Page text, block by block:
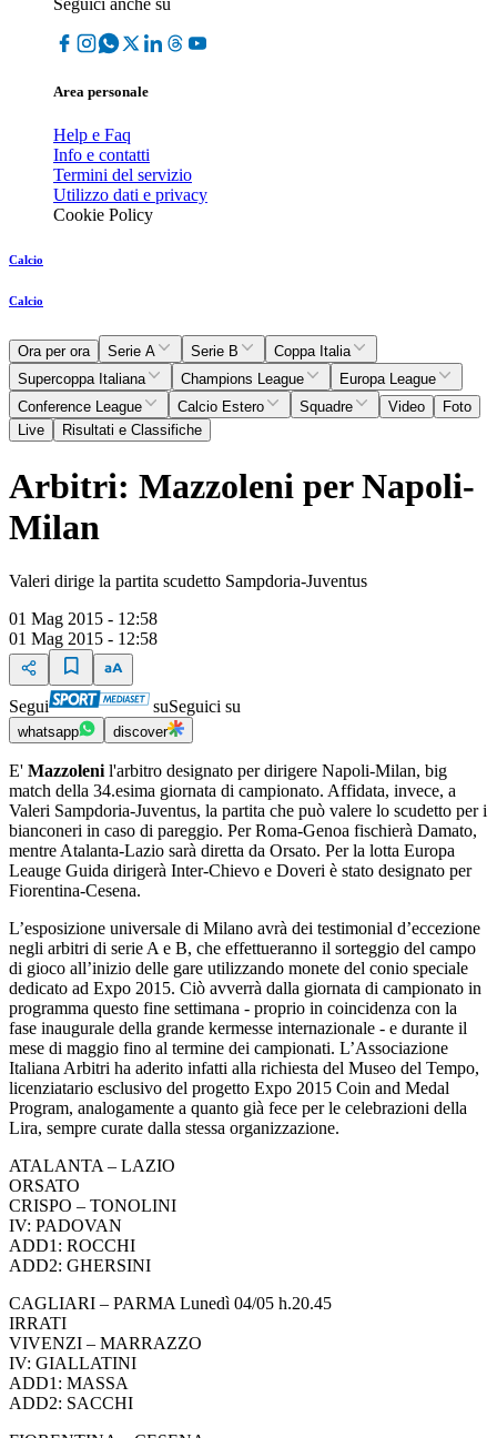
Seguici anche su
Area personale
Help e Faq
Info e contatti
Termini del servizio
Utilizzo dati e privacy
Cookie Policy
Calcio
Calcio
Ora per ora Serie A Serie B
Coppa Italia
Supercoppa Italiana
Champions League
Europa League
Conference League
Calcio Estero Squadre Video
Foto
Live
Risultati e Classifiche
Arbitri: Mazzoleni per Napoli-
Milan
Valeri dirige la partita scudetto Sampdoria-Juventus
01 Mag 2015 - 12:58
01 Mag 2015 - 12:58
Segui suSeguici su
whatsapp discover
E' Mazzoleni l'arbitro designato per dirigere Napoli-Milan, big
match della 34.esima giornata di campionato. Affidata, invece, a
Valeri Sampdoria-Juventus, la partita che può valere lo scudetto per i
bianconeri in caso di pareggio. Per Roma-Genoa fischierà Damato,
mentre Atalanta-Lazio sarà diretta da Orsato. Per la lotta Europa
Leauge Guida dirigerà Inter-Chievo e Doveri è stato designato per
Fiorentina-Cesena.
L’esposizione universale di Milano avrà dei testimonial d’eccezione
negli arbitri di serie A e B, che effettueranno il sorteggio del campo
di gioco all’inizio delle gare utilizzando monete del conio speciale
dedicato ad Expo 2015. Ciò avverrà dalla giornata di campionato in
programma questo fine settimana - proprio in coincidenza con la
fase inaugurale della grande kermesse internazionale - e durante il
mese di maggio fino al termine dei campionati. L’Associazione
Italiana Arbitri ha aderito infatti alla richiesta del Museo del Tempo,
licenziatario esclusivo del progetto Expo 2015 Coin and Medal
Program, analogamente a quanto già fece per le celebrazioni della
Lira, sempre curate dalla stessa organizzazione.
ATALANTA – LAZIO
ORSATO
CRISPO – TONOLINI
IV: PADOVAN
ADD1: ROCCHI
ADD2: GHERSINI
CAGLIARI – PARMA Lunedì 04/05 h.20.45
IRRATI
VIVENZI – MARRAZZO
IV: GIALLATINI
ADD1: MASSA
ADD2: SACCHI